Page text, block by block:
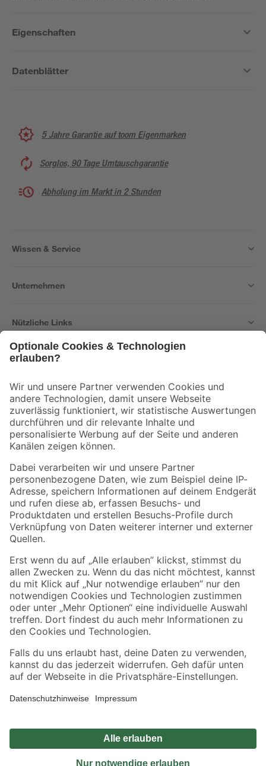
Eigenschaften
Datenblätter
5 Jahre Garantie auf toom Eigenmarken
Sorglos, 90 Tage Umtauschgarantie
Abholung im Markt in 2 Stunden
Wissen & Service
Unternehmen
Nützliche Links
Der toom Newsletter: Keine Angebote und Aktionen mehr verpassen!
Zur Newsletter Anmeldung
Folge uns
Zahlungsarten Versandarten
Sicher einkaufen
Jetzt die toom-App herunterladen
Alle Preisangaben in EUR inkl. gesetzl. MwSt.. Die dargestellten Angebote sind unter
Umständen nicht in allen Märkten verfügbar. Die angegebenen Verfügbarkeiten beziehen
Produkte nur solange der Vorrat reicht.
*Paketversand ab 59 € versandkostenfrei, gilt nicht für Artikel mit Speditionsversand, hier
Privatsphäre Impressum
Nutzungsbedingungen
Widerrufsrecht
Vertrag widerrufen